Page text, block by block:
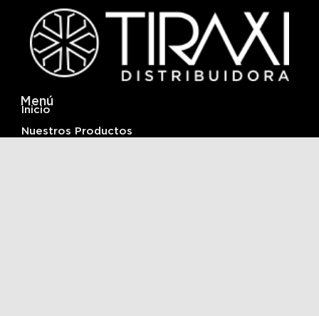
Menú
Inicio
Nuestros Productos